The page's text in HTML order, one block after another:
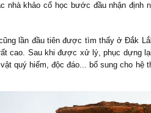
nhà khảo cổ học bước đầu nhận định
lần đầu tiên được tìm thấy ở Đắk
cao. Sau khi được xử lý, phục dựng
quý hiếm, độc đáo... bổ sung cho